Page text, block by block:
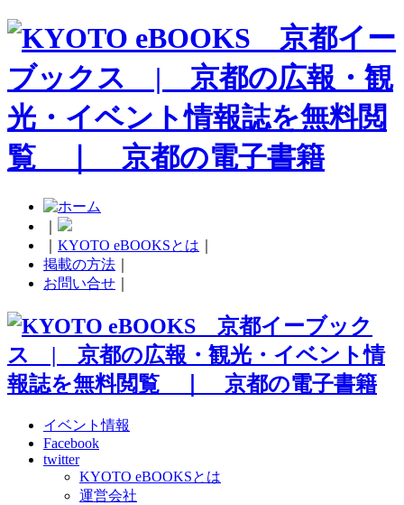
KYOTO eBOOKSとは
掲載の方法
お問い合せ
イベント情報
Facebook
twitter
KYOTO eBOOKSとは
運営会社